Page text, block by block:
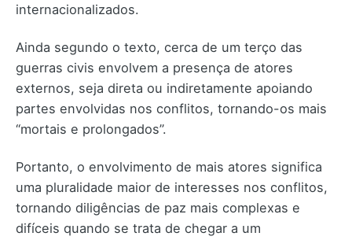
internacionalizados.
Ainda segundo o texto, cerca de um terço das
guerras civis envolvem a presença de atores
externos, seja direta ou indiretamente apoiando
partes envolvidas nos conflitos, tornando-os mais
“mortais e prolongados”.
Portanto, o envolvimento de mais atores significa
uma pluralidade maior de interesses nos conflitos,
tornando diligências de paz mais complexas e
difíceis quando se trata de chegar a um